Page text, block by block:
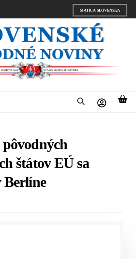
MATICA SLOVENSKÁ
štátov EÚ sa
Berlíne